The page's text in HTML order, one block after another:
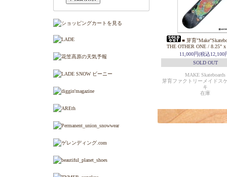
■ 芽育
THE OTHER ONE / 8.25" x
11,000円(税込12,100
SOLD OUT
MAKE Skateboards
芽育ファクトリーメイドス
キ
在庫